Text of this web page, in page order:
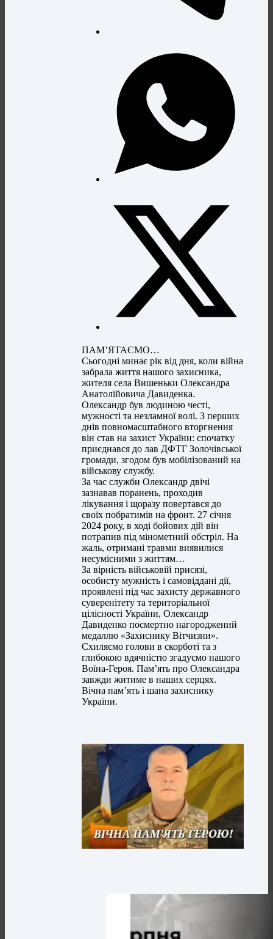
ПАМ’ЯТАЄМО…
Сьогодні минає рік від дня, коли війна
забрала життя нашого захисника,
жителя села Вишеньки Олександра
Анатолійовича Давиденка.
Олександр був людиною честі,
мужності та незламної волі. З перших
днів повномасштабного вторгнення
він став на захист України: спочатку
приєднався до лав ДФТГ Золочівської
громади, згодом був мобілізований на
військову службу.
За час служби Олександр двічі
зазнавав поранень, проходив
лікування і щоразу повертався до
своїх побратимів на фронт. 27 січня
2024 року, в ході бойових дій він
потрапив під мінометний обстріл. На
жаль, отримані травми виявилися
несумісними з життям…
За вірність військовій присязі,
особисту мужність і самовіддані дії,
проявлені під час захисту державного
суверенітету та територіальної
цілісності України, Олександр
Давиденко посмертно нагороджений
медаллю «Захиснику Вітчизни».
Схиляємо голови в скорботі та з
глибокою вдячністю згадуємо нашого
Воїна-Героя. Пам’ять про Олександра
завжди житиме в наших серцях.
Вічна пам’ять і шана захиснику
України.